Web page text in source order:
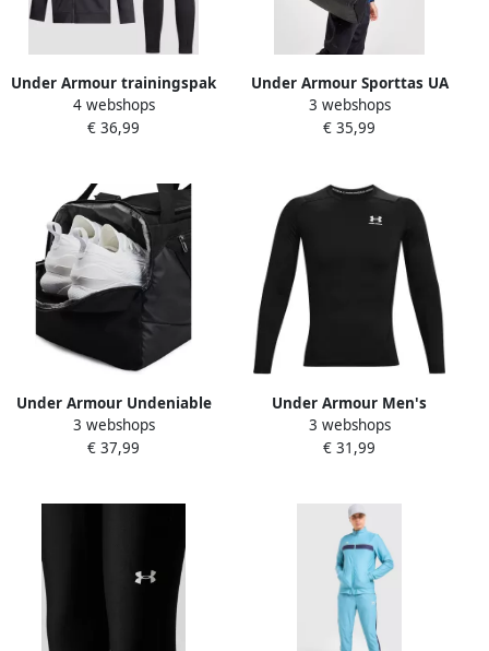
Under Armour trainingspak
zwart wit Jongens Polyester
Opstaande kraag Logo 140
4 webshops
€ 36,99
Under Armour Sporttas UA
UNDENIABLE 5.0 DUFFLE SM
(1-delig)
3 webshops
€ 35,99
Under Armour Undeniable
Medium Grip Bag Zwart-
Zwart
3 webshops
€ 37,99
Under Armour Men's
HeatGear Armour
Compression Long Sleeve
3 webshops
€ 31,99